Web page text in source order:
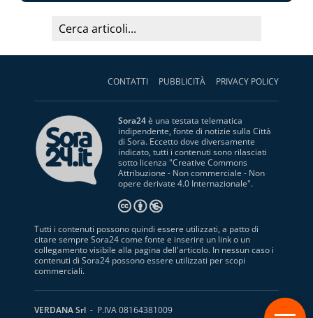
CONTATTI PUBBLICITÀ PRIVACY POLICY
Sora24è una testata telematica
indipendente, fonte di notizie sulla Città
di Sora. Eccetto dove diversamente
indicato, tutti i contenuti sono rilasciati
sotto licenza "Creative Commons
Attribuzione - Non commerciale - Non
opere derivate 4.0 Internazionale".
Tutti i contenuti possono quindi essere utilizzati, a patto di
citare sempre Sora24 come fonte e inserire un link o un
collegamento visibile alla pagina dell'articolo. In nessun caso i
contenuti di Sora24 possono essere utilizzati per scopi
commerciali.
VERDANA Srl - P.IVA 08164381009